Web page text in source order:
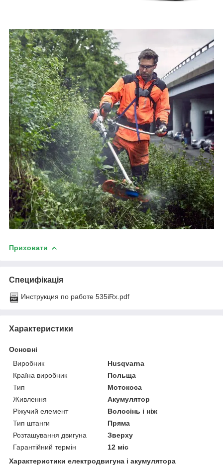
Приховати
Специфікація
Инструкция по работе 535iRx.pdf
Характеристики
Основні
Виробник
Husqvarna
Країна виробник
Польща
Тип
Мотокоса
Живлення
Акумулятор
Ріжучий елемент
Волосінь і ніж
Тип штанги
Пряма
Розташування двигуна
Зверху
Гарантійний термін
12 міс
Характеристики електродвигуна і акумулятора